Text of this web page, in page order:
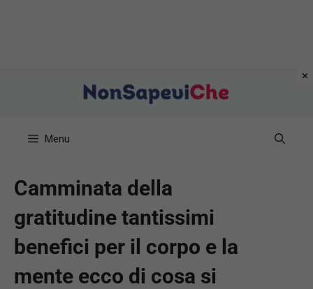
Menu
Camminata della
gratitudine tantissimi
benefici per il corpo e la
mente ecco di cosa si